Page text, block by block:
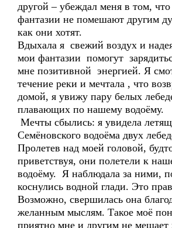
другой – убеждал меня в том,
фантазии не помешают другим
как они хотят.
Вдыхала я свежий воздух и
мои фантазии помогут
мне позитивной энергией. Я
течение реки и мечтала , что
домой, я увижу пару белых
плавающих по нашему водоёму.
Мечты сбылись: я увидела
Семёновского водоёма двух
Пролетев над моей головой,
приветствуя, они полетели к
водоёму. Я наблюдала за ними,
коснулись водной глади. Это
Возможно, свершилась она
желанным мыслям. Такое моё
приятно мне и другим не мешает